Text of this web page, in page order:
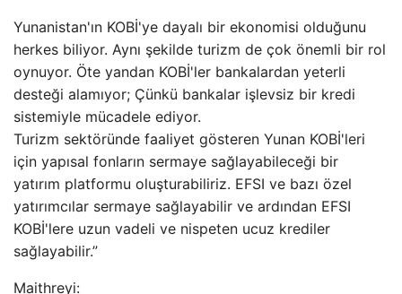
Yunanistan'ın KOBİ'ye dayalı bir ekonomisi olduğunu
herkes biliyor. Aynı şekilde turizm de çok önemli bir rol
oynuyor. Öte yandan KOBİ'ler bankalardan yeterli
desteği alamıyor; Çünkü bankalar işlevsiz bir kredi
sistemiyle mücadele ediyor.
Turizm sektöründe faaliyet gösteren Yunan KOBİ'leri
için yapısal fonların sermaye sağlayabileceği bir
yatırım platformu oluşturabiliriz. EFSI ve bazı özel
yatırımcılar sermaye sağlayabilir ve ardından EFSI
KOBİ'lere uzun vadeli ve nispeten ucuz krediler
sağlayabilir.”
Maithreyi: